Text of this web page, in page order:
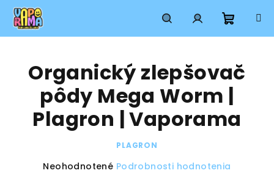
Prejsť
obsah
HľadaťPrihlásenie
košík
Organický zlepšovač
pôdy Mega Worm |
Plagron | Vaporama
PLAGRON
Priemerné
Neohodnotené Podrobnosti hodnotenia